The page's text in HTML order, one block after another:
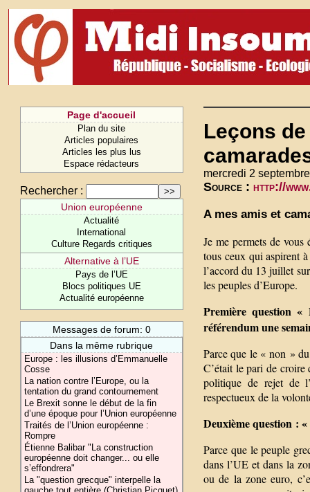
Page d'accueil
Plan du site
Articles populaires
Articles les plus lus
Espace rédacteurs
Rechercher :
Union européenne
Actualité
International
Culture Regards critiques
Alternative à l’UE
Pays de l’UE
Blocs politiques UE
Actualité européenne
Messages de forum: 0
Dans la même rubrique
Europe : les illusions d’Emmanuelle
Cosse
La nation contre l’Europe, ou la
tentation du grand contournement
Le Brexit sonne le début de la fin
d’une époque pour l’Union européenne
Traités de l’Union européenne :
Rompre
Étienne Balibar "La construction
européenne doit changer... ou elle
s’effondrera"
La "question grecque" interpelle la
Leçons
mercredi 2
Source : http://
A mes amis et
Je me permets de
tous ceux qui aspirent
l’accord du 13 juillet
les peuples d’Europe.
Première question
référendum une
Parce que le « non »
C’était le pari de
politique de rejet de
respectueux de la
Deuxième question :
Parce que le peuple
dans l’UE et dans la
ou de la zone euro,